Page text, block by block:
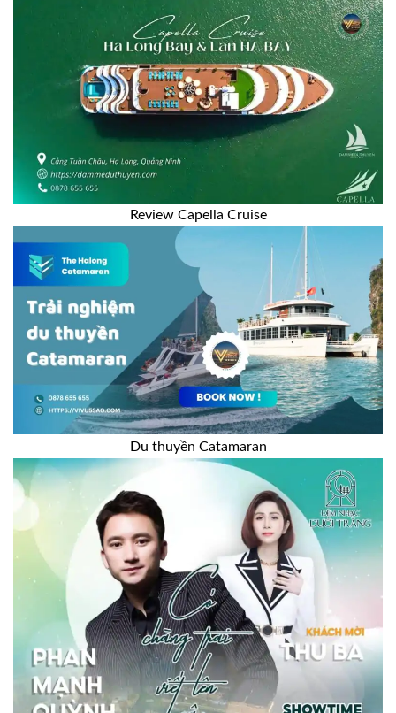
Review Capella Cruise
Du thuyền Catamaran